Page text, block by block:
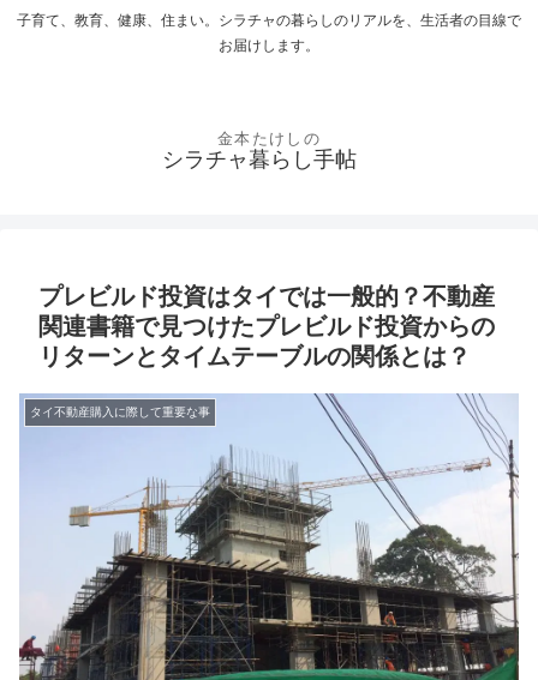
子育て、教育、健康、住まい。シラチャの暮らしのリアルを、生活者の目線で
お届けします。
シラチャ暮らし手帖
プレビルド投資はタイでは一般的？不動産
関連書籍で見つけたプレビルド投資からの
リターンとタイムテーブルの関係とは？
タイ不動産購入に際して重要な事